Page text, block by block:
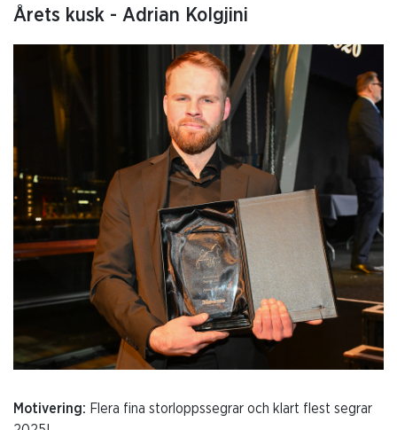
Årets kusk - Adrian Kolgjini
Motivering: Flera fina storloppssegrar och klart flest segrar